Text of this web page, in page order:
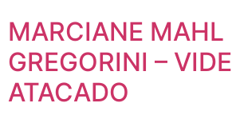
MARCIANE MAHL
GREGORINI –
ATACADO